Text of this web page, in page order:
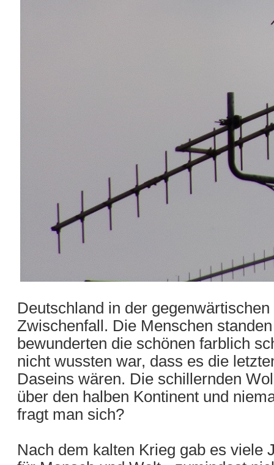
Deutschland in der
Zwischenfall. Die Menschen
bewunderten die schönen farblich
nicht wussten war, dass es die
Daseins wären. Die schillernden
über den halben Kontinent und
fragt man sich?
Nach dem kalten Krieg gab es viele